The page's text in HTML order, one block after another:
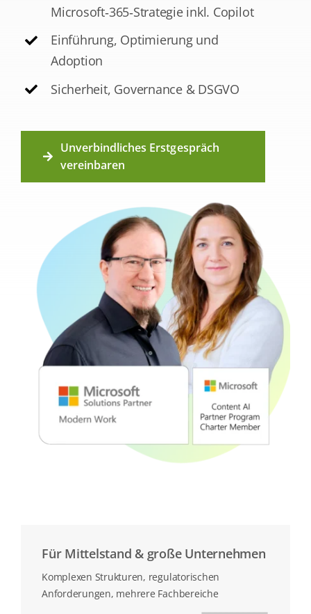
Microsoft‑365‑Strategie inkl. Copilot
Einführung, Optimierung und
Adoption
Sicherheit, Governance & DSGVO
Unverbindliches Erstgespräch
vereinbaren
Für Mittelstand & große Unternehmen
Komplexen Strukturen, regulatorischen
Anforderungen, mehrere Fachbereiche